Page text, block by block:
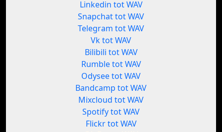
Linkedin tot WAV
Snapchat tot WAV
Telegram tot WAV
Vk tot WAV
Bilibili tot WAV
Rumble tot WAV
Odysee tot WAV
Bandcamp tot WAV
Mixcloud tot WAV
Spotify tot WAV
Flickr tot WAV